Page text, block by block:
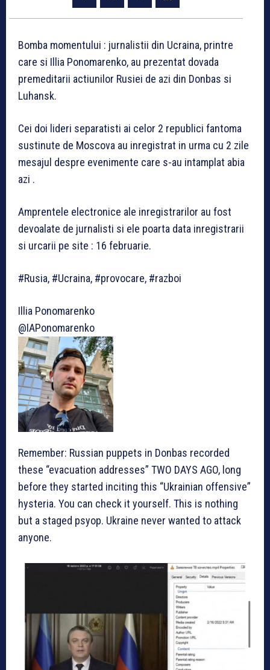
Bomba momentului : jurnalistii din Ucraina, printre
care si Illia Ponomarenko, au prezentat dovada
premeditarii actiunilor Rusiei de azi din Donbas si
Luhansk.
Cei doi lideri separatisti ai celor 2 republici fantoma
sustinute de Moscova au inregistrat in urma cu 2 zile
mesajul despre evenimente care s-au intamplat abia
azi .
Amprentele electronice ale inregistrarilor au fost
devoalate de jurnalisti si ele poarta data inregistrarii
si urcarii pe site : 16 februarie.
#Rusia, #Ucraina, #provocare, #razboi
Illia Ponomarenko
@IAPonomarenko
Remember: Russian puppets in Donbas recorded
these “evacuation addresses” TWO DAYS AGO, long
before they started inciting this “Ukrainian offensive”
hysteria. You can check it yourself. This is nothing
but a staged psyop. Ukraine never wanted to attack
anyone.